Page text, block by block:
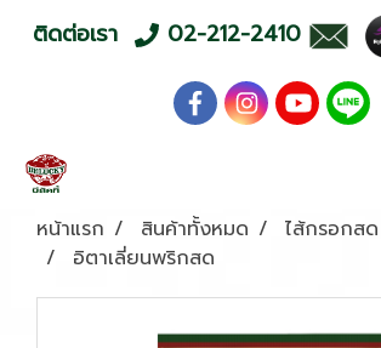
ติดต่อเรา 02-212-2410
หน้าแรก สินค้าทั้งหมด
ไส้กรอกส
อิตาเลี่ยนพริกสด